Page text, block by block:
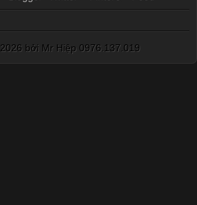
2026 bởi Mr Hiệp 0976.137.019